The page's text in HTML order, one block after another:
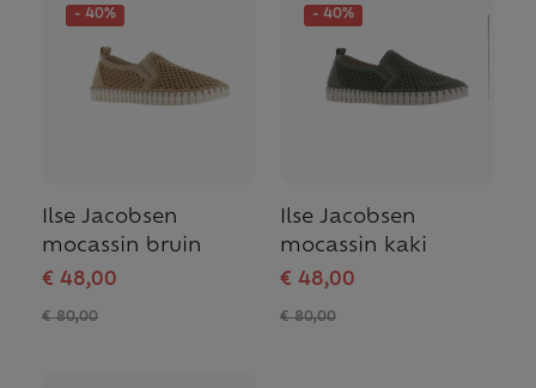
- 40%
Ilse Jacobsen
mocassin bruin
€ 48,00
€ 80,00
- 40%
Ilse Jacobsen
mocassin kaki
€ 48,00
€ 80,00